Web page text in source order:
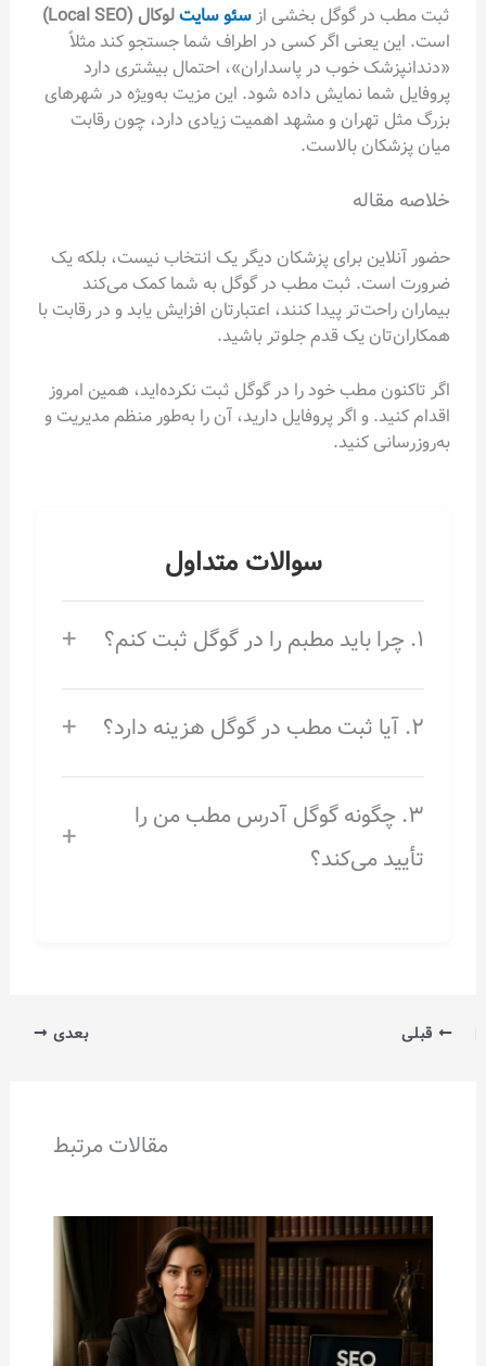
ثبت مطب در گوگل بخشی از سئو سایتلوکال (Local SEO)
است. این یعنی اگر کسی در اطراف شما جستجو کند مثلاً
«دندانپزشک خوب در پاسداران»، احتمال بیشتری دارد
پروفایل شما نمایش داده شود. این مزیت به‌ویژه در شهرهای
بزرگ مثل تهران و مشهد اهمیت زیادی دارد، چون رقابت
میان پزشکان بالاست.
خلاصه مقاله
حضور آنلاین برای پزشکان دیگر یک انتخاب نیست، بلکه یک
ضرورت است. ثبت مطب در گوگل به شما کمک می‌کند
بیماران راحت‌تر پیدا کنند، اعتبارتان افزایش یابد و در رقابت با
همکاران‌تان یک قدم جلوتر باشید.
اگر تاکنون مطب خود را در گوگل ثبت نکرده‌اید، همین امروز
اقدام کنید. و اگر پروفایل دارید، آن را به‌طور منظم مدیریت و
به‌روزرسانی کنید.
سوالات متداول
۱. چرا باید مطبم را در گوگل ثبت کنم؟ +
۲. آیا ثبت مطب در گوگل هزینه دارد؟ +
۳. چگونه گوگل آدرس مطب من را
تأیید می‌کند؟
+
قبلی بعدی
مقالات مرتبط